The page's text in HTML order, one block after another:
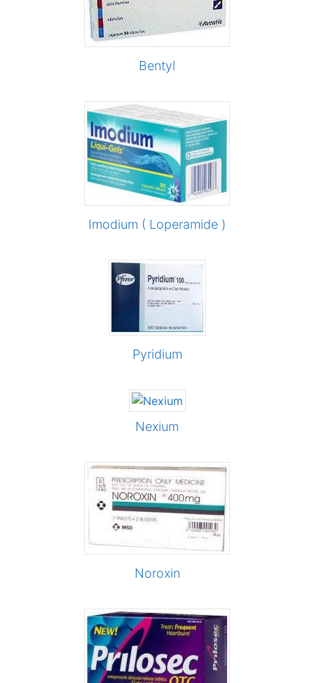
Bentyl
Imodium ( Loperamide )
Pyridium
Nexium
Noroxin